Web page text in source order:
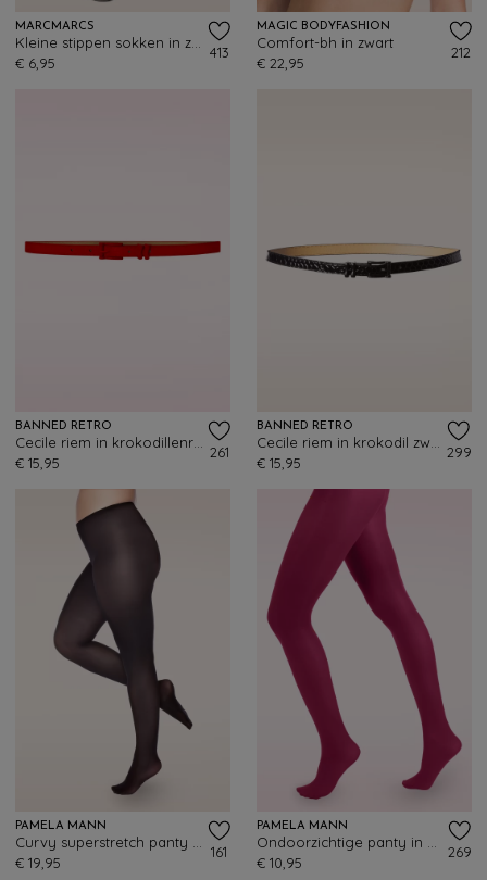
MARCMARCS
€ 6,95
413
MAGIC BODYFASHION
Comfort-bh in zwart
€ 22,95
212
BANNED RETRO
€ 15,95
261
BANNED RETRO
€ 15,95
299
PAMELA MANN
€ 19,95
161
PAMELA MANN
€ 10,95
269